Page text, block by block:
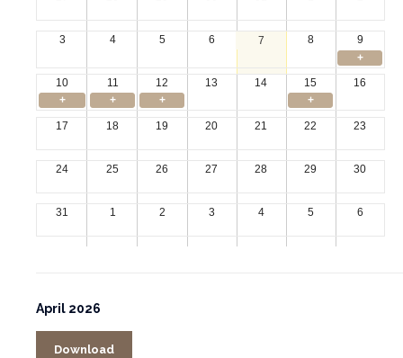
3 4 5 6 7 8
9
+
10
11 12 13 14 15
16
+
+ + +
17 18 19 20 21 22 23
24 25 26 27 28 29 30
31 1 2 3 4 5 6
April 2026
Download